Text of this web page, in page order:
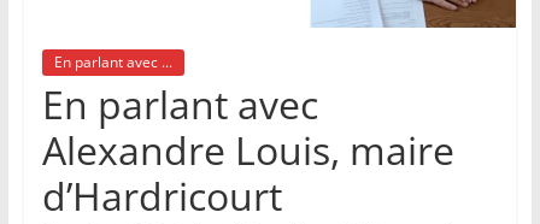
En parlant avec ...
En parlant avec
Alexandre Louis, maire
d’Hardricourt